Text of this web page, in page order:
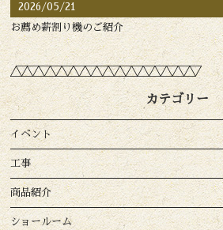
2026/05/21
お薦め薪割り機のご紹介
カテゴリー
イベント
工事
商品紹介
ショールーム